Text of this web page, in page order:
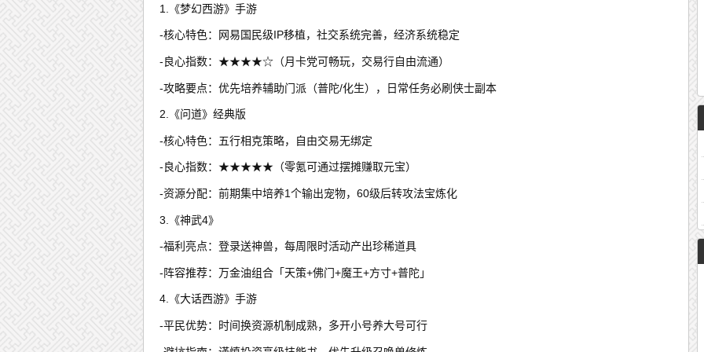
1.《梦幻西游》手游
-核心特色：网易国民级IP移植，社交系统完善，经济系统稳定
-良心指数：★★★★☆（月卡党可畅玩，交易行自由流通）
-攻略要点：优先培养辅助门派（普陀/化生），日常任务必刷侠士副本
2.《问道》经典版
-核心特色：五行相克策略，自由交易无绑定
-良心指数：★★★★★（零氪可通过摆摊赚取元宝）
-资源分配：前期集中培养1个输出宠物，60级后转攻法宝炼化
3.《神武4》
-福利亮点：登录送神兽，每周限时活动产出珍稀道具
-阵容推荐：万金油组合「天策+佛门+魔王+方寸+普陀」
4.《大话西游》手游
-平民优势：时间换资源机制成熟，多开小号养大号可行